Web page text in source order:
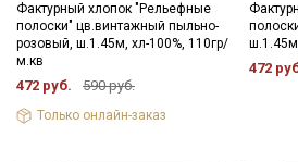
Фактурный хлопок "Рельефные
полоски" цв.винтажный пыльно-
розовый, ш.1.45м, хл-100%, 110гр/
м.кв
472 руб. 590 руб.
Только онлайн-заказ
472